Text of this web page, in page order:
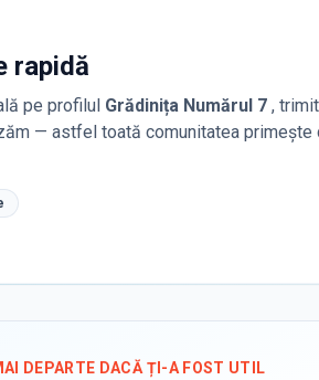
rapidă
pe profilul Grădinița Numărul 7 ,
— astfel toată comunitatea primește
DEPARTE DACĂ ȚI-A FOST UTIL